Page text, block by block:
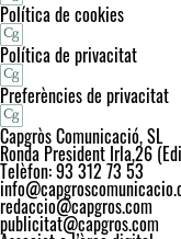
Política de cookies
Política de privacitat
Preferències de privacitat
Capgròs Comunicació, SL
Ronda President Irla,26
Telèfon: 93 312 73 53
redaccio@capgros.com
publicitat@capgros.com